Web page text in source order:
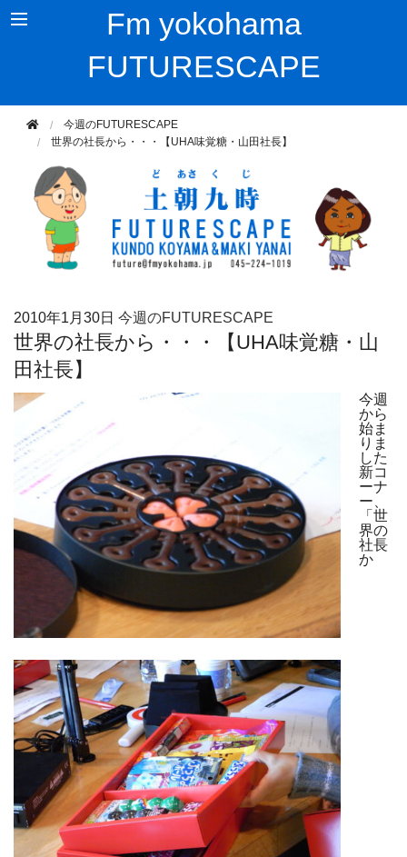
Fm yokohama
FUTURESCAPE
今週のFUTURESCAPE
世界の社長から・・・【UHA味覚糖・山田社長】
2010年1月30日 今週のFUTURESCAPE
世界の社長から・・・【UHA味覚糖・山
田社長】
今週
から
始ま
りま
した
新コ
ーナ
ー、
「世
界の
社長
か